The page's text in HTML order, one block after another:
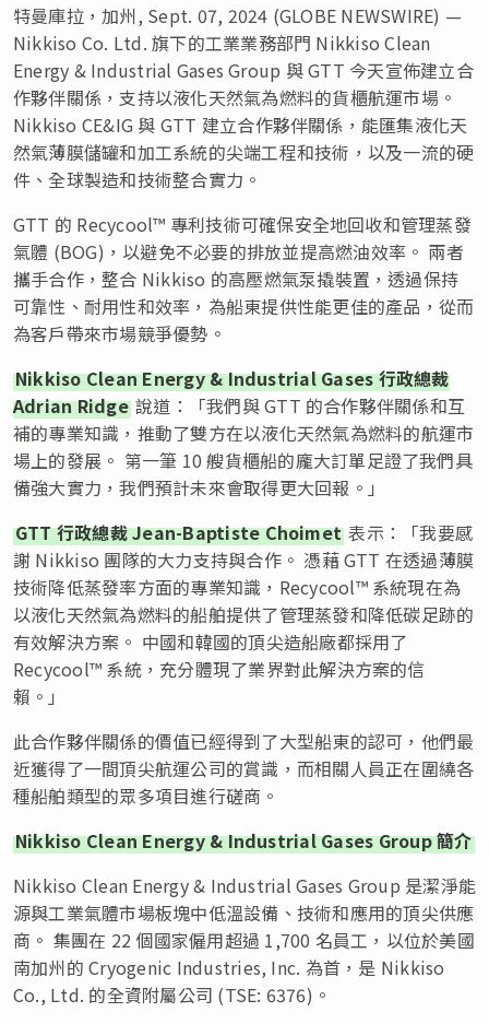
特曼庫拉，加州, Sept. 07, 2024 (GLOBE NEWSWIRE) —
Nikkiso Co. Ltd. 旗下的工業業務部門 Nikkiso Clean
Energy & Industrial Gases Group 與 GTT 今天宣佈建立合
作夥伴關係，支持以液化天然氣為燃料的貨櫃航運市場。
Nikkiso CE&IG 與 GTT 建立合作夥伴關係，能匯集液化天
然氣薄膜儲罐和加工系統的尖端工程和技術，以及一流的硬
件、全球製造和技術整合實力。
GTT 的 Recycool™ 專利技術可確保安全地回收和管理蒸發
氣體 (BOG)，以避免不必要的排放並提高燃油效率。 兩者
攜手合作，整合 Nikkiso 的高壓燃氣泵撬裝置，透過保持
可靠性、耐用性和效率，為船東提供性能更佳的產品，從而
為客戶帶來市場競爭優勢。
Nikkiso Clean Energy & Industrial Gases 行政總裁
Adrian Ridge說道：「我們與 GTT 的合作夥伴關係和互
補的專業知識，推動了雙方在以液化天然氣為燃料的航運市
場上的發展。 第一筆 10 艘貨櫃船的龐大訂單足證了我們具
備強大實力，我們預計未來會取得更大回報。」
GTT 行政總裁 Jean-Baptiste Choimet 表示：「我要感
謝 Nikkiso 團隊的大力支持與合作。 憑藉 GTT 在透過薄膜
技術降低蒸發率方面的專業知識，Recycool™ 系統現在為
以液化天然氣為燃料的船舶提供了管理蒸發和降低碳足跡的
有效解決方案。 中國和韓國的頂尖造船廠都採用了
Recycool™ 系統，充分體現了業界對此解決方案的信
賴。」
此合作夥伴關係的價值已經得到了大型船東的認可，他們最
近獲得了一間頂尖航運公司的賞識，而相關人員正在圍繞各
種船舶類型的眾多項目進行磋商。
Nikkiso Clean Energy & Industrial Gases Group 簡介
Nikkiso Clean Energy & Industrial Gases Group 是潔淨能
源與工業氣體市場板塊中低溫設備、技術和應用的頂尖供應
商。 集團在 22 個國家僱用超過 1,700 名員工，以位於美國
南加州的 Cryogenic Industries, Inc. 為首，是 Nikkiso
Co., Ltd. 的全資附屬公司 (TSE: 6376)。